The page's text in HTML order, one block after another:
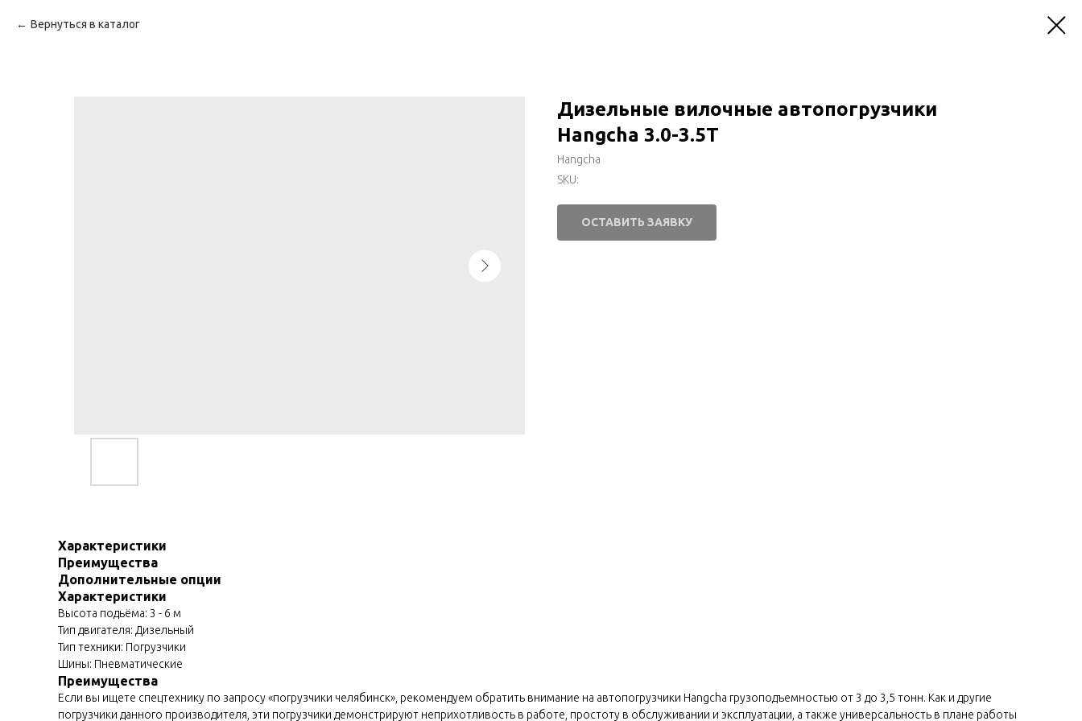
Вернуться в каталог
Дизельные вилочные автопогрузчики
Hangcha 3.0-3.5T
Hangcha
SKU:
ОСТАВИТЬ ЗАЯВКУ
Характеристики
Преимущества
Дополнительные опции
Характеристики
Высота подьёма: 3 - 6 м
Тип двигателя: Дизельный
Тип техники: Погрузчики
Шины: Пневматические
Преимущества
Если вы ищете спецтехнику по запросу «погрузчики челябинск», рекомендуем обратить внимание на автопогрузчики Hangcha грузоподъемностью от 3 до 3,5 тонн. Как и другие
погрузчики данного производителя, эти погрузчики демонстрируют неприхотливость в работе, простоту в обслуживании и эксплуатации, а также универсальность в плане работы